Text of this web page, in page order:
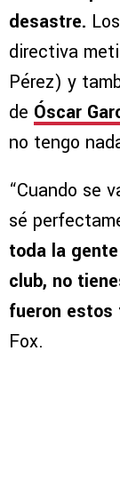
desastre.
directiva
Pérez) y
de Óscar
no tengo
“Cuando se
sé
toda la
club, no
fueron estos
Fox.